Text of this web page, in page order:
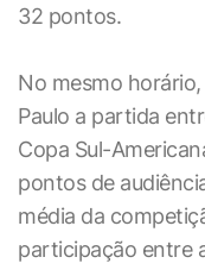
32 pontos.
No mesmo
Paulo a partida
Copa Sul-
pontos de
média da
participação entre